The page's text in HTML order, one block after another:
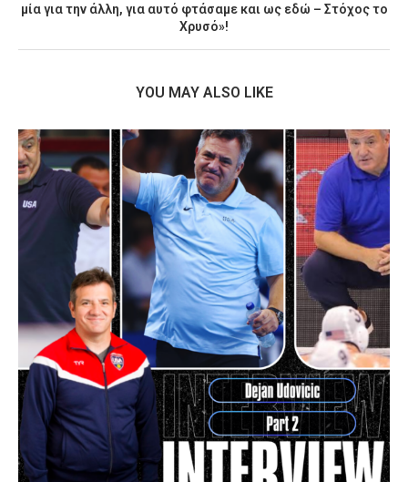
μία για την άλλη, για αυτό φτάσαμε και ως εδώ – Στόχος το
Χρυσό»!
YOU MAY ALSO LIKE